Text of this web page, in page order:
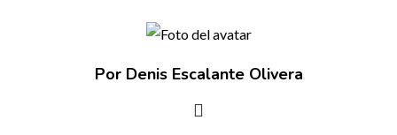
Por Denis Escalante Olivera